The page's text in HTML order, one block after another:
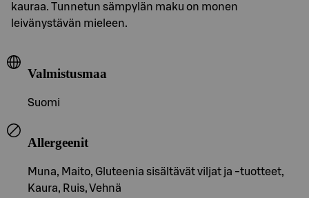
kauraa. Tunnetun sämpylän maku on monen
leivänystävän mieleen.
Valmistusmaa
Suomi
Allergeenit
Muna, Maito, Gluteenia sisältävät viljat ja -tuotteet,
Kaura, Ruis, Vehnä